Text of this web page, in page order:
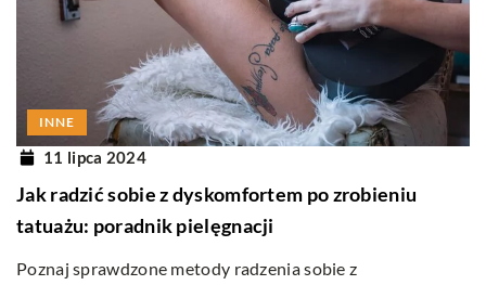
INNE
11 lipca 2024
Jak radzić sobie z dyskomfortem po zrobieniu
tatuażu: poradnik pielęgnacji
Poznaj sprawdzone metody radzenia sobie z